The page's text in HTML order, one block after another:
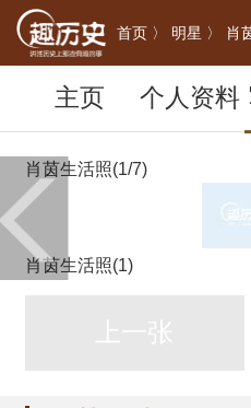
首页 〉 明星 〉 肖
主页 个人资料
肖茵生活照(1/7)
肖茵生活照(1)